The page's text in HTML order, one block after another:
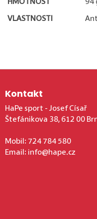
HMOTNOST 94
VLASTNOSTI
Zápatí
Kontakt
HaPe sport - Josef Císař
Štefánikova 38, 612 00
Mobil: 724 784 580
Email: info@hape.cz